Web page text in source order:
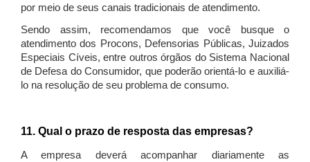
por meio de seus canais tradicionais de atendimento.
Sendo assim, recomendamos que você busque o
atendimento dos Procons, Defensorias Públicas, Juizados
Especiais Cíveis, entre outros órgãos do Sistema Nacional
de Defesa do Consumidor, que poderão orientá-lo e auxiliá-
lo na resolução de seu problema de consumo.
11. Qual o prazo de resposta das empresas?
A empresa deverá acompanhar diariamente as